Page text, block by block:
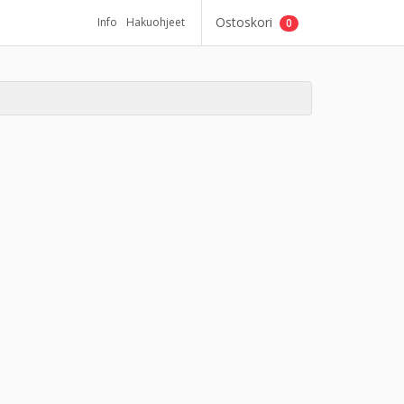
Info Hakuohjeet Ostoskori 0